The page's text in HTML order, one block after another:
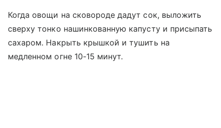
Когда овощи на сковороде дадут сок, выложить
сверху тонко нашинкованную капусту и присыпать
сахаром. Накрыть крышкой и тушить на
медленном огне 10-15 минут.